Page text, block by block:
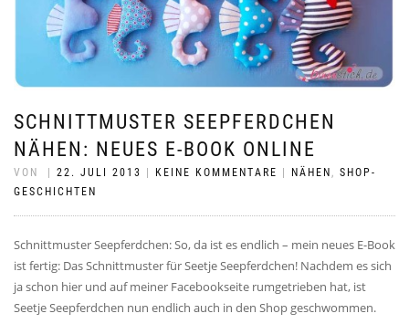
SCHNITTMUSTER SEEPFERDCHEN
NÄHEN: NEUES E-BOOK ONLINE
VON | 22. JULI 2013 | KEINE KOMMENTARE | NÄHEN
SHOP-
GESCHICHTEN
Schnittmuster Seepferdchen: So, da ist es endlich – mein neues E-Book
ist fertig: Das Schnittmuster für Seetje Seepferdchen! Nachdem es sich
ja schon hier und auf meiner Facebookseite rumgetrieben hat, ist
Seetje Seepferdchen nun endlich auch in den Shop geschwommen.